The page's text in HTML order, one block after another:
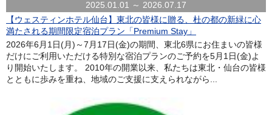
2025.01.01 ～ 2026.07.17
【ウェスティンホテル仙台】東北の皆様に贈る、杜の都の新緑に心
満たされる期間限定宿泊プラン「Premium Stay」
2026年6月1日(月)～7月17日(金)の期間、東北6県にお住まいの皆様
だけにご利用いただける特別な宿泊プランのご予約を5月1日(金)よ
り開始いたします。 2010年の開業以来、私たちは東北・仙台の皆様
とともに歩みを重ね、地域のご支援に支えられながら...